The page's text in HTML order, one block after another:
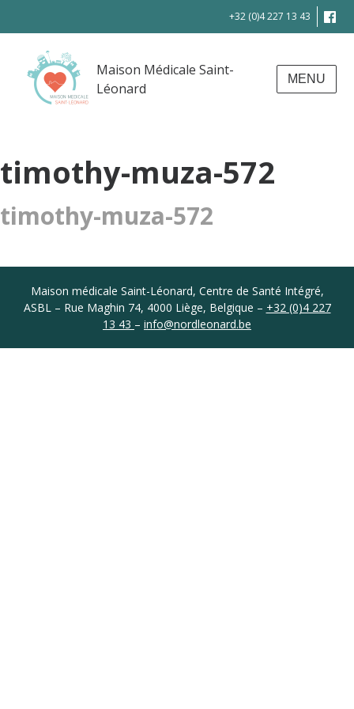
Maison Médicale Saint-
Léonard
+32 (0)4 227 13 43
MENU
timothy-muza-572
timothy-muza-572
Coordonnées
Maison médicale Saint-Léonard, Centre de Santé Intégré,
ASBL – Rue Maghin 74, 4000 Liège, Belgique – +32 (0)4 227
13 43 – info@nordleonard.be